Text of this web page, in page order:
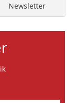
Newsletter